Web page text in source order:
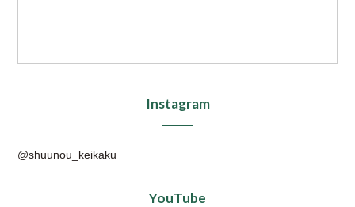
Instagram
@shuunou_keikaku
YouTube